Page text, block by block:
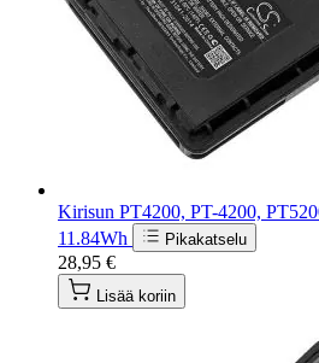
Kirisun PT4200, PT-4200,
11.84Wh
Pikakatselu
28,95 €
Lisää koriin